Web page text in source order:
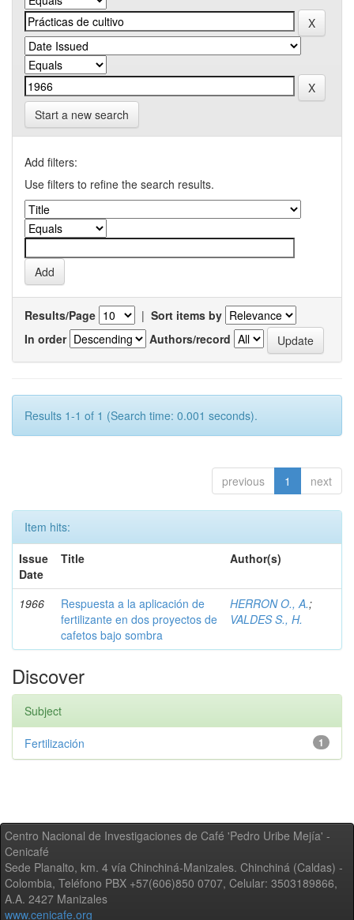
Start a new search
Add filters:
Use filters to refine the search results.
Results/Page | Sort items by
In order
Authors/record
Results 1-1 of 1 (Search time: 0.001 seconds).
previous 1 next
Item hits:
Issue
Date
Title Author(s)
1966
Respuesta a la aplicación de
fertilizante en dos proyectos de
cafetos bajo sombra
HERRON O., A.;
VALDES S., H.
Discover
Subject
1
Fertilización
Centro Nacional de Investigaciones de Café 'Pedro Uribe Mejía' -
Cenicafé
Sede Planalto, km. 4 vía Chinchiná-Manizales. Chinchiná (Caldas) -
Colombia, Teléfono PBX +57(606)850 0707, Celular: 3503189866,
A.A. 2427 Manizales
www.cenicafe.org